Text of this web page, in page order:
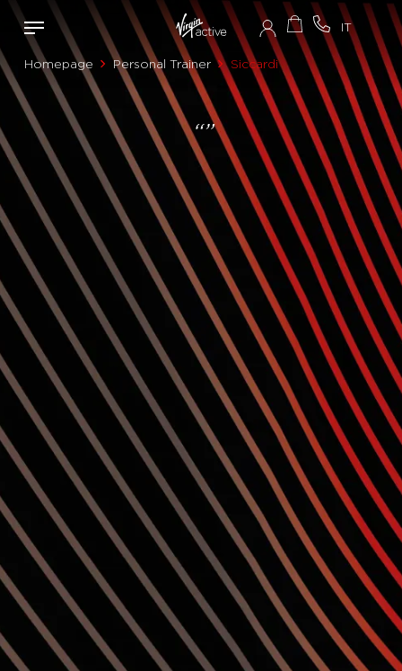
Homepage Personal Trainer Siccardi
“”